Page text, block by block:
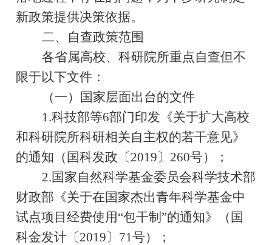
新政策提供决策依据。
二、自查政策范围
各省属高校、科研院所重点自查但不
限于以下文件：
（一）国家层面出台的文件
1.科技部等6部门印发《关于扩大高校
和科研院所科研相关自主权的若干意见》
的通知（国科发政〔2019〕 260号）；
2.国家自然科学基金委员会科学技术部
财政部《关于在国家杰出青年科学基金中
试点项目经费使用“包干制 ”的通知》（国
科金发计〔2019〕 71号）；